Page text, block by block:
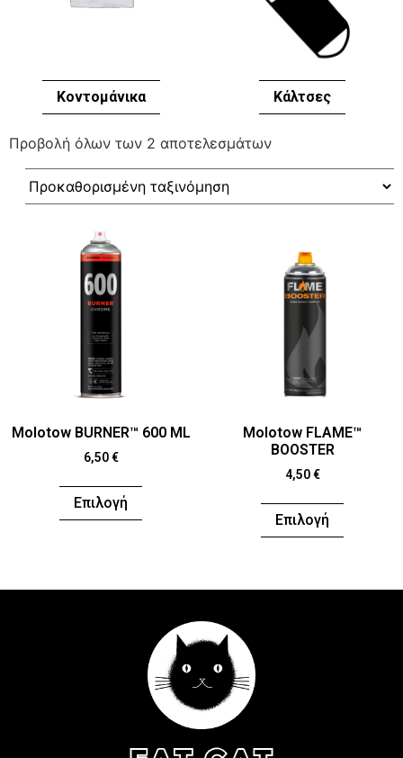
Κοντομάνικα Κάλτσες
Προβολή όλων των 2 αποτελεσμάτων
Molotow BURNER™ 600 ML
6,50€
Επιλογή
Molotow FLAME™
BOOSTER
4,50€
Επιλογή